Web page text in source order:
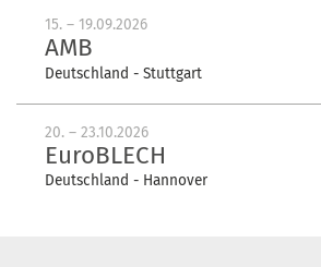
15. – 19.09.2026
AMB
Deutschland - Stuttgart
20. – 23.10.2026
EuroBLECH
Deutschland - Hannover